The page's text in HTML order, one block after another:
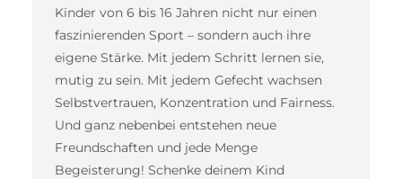
Kinder von 6 bis 16 Jahren nicht nur einen
faszinierenden Sport – sondern auch ihre
eigene Stärke. Mit jedem Schritt lernen sie,
mutig zu sein. Mit jedem Gefecht wachsen
Selbstvertrauen, Konzentration und Fairness.
Und ganz nebenbei entstehen neue
Freundschaften und jede Menge
Begeisterung! Schenke deinem Kind